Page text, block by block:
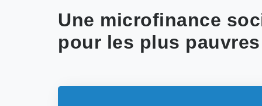
Une microfinance
pour les plus pauvres